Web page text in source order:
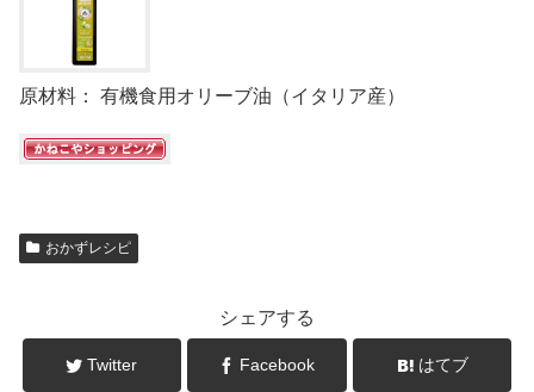
原材料： 有機食用オリーブ油（イタリア産）
おかずレシピ
シェアする
Twitter Facebook はてブ